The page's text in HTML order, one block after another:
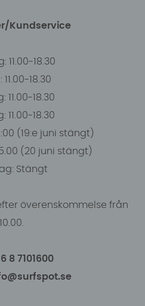
Kundservice
11.00-18.30
18.30
11.00-18.30
11.00-18.30
(19:e juni stängt)
(20 juni stängt)
Stängt
överenskommelse från
10.00.
8 7101600